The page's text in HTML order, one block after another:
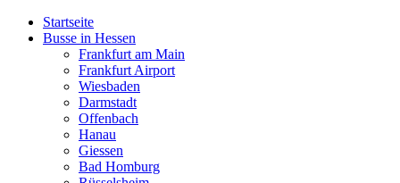
Startseite
Busse in Hessen
Frankfurt am Main
Frankfurt Airport
Wiesbaden
Darmstadt
Offenbach
Hanau
Giessen
Bad Homburg